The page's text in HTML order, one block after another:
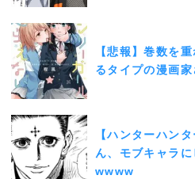
【悲報】巻数を
るタイプの漫画
【ハンターハン
ん、モブキャラ
wwww